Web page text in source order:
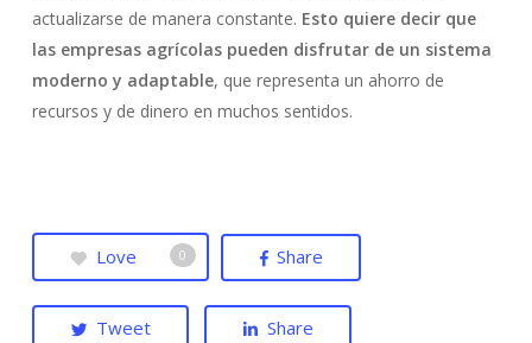
actualizarse de manera constante. Esto quiere decir que
las empresas agrícolas pueden disfrutar de un sistema
moderno y adaptable, que representa un ahorro de
recursos y de dinero en muchos sentidos.
Love 0 Share
Tweet Share